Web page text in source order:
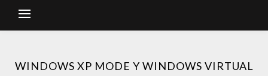
WINDOWS XP MODE Y WINDOWS VIRTUAL